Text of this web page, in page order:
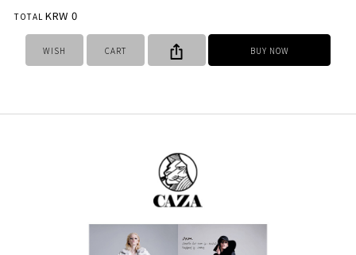
TOTAL KRW 0
WISH CART BUY NOW